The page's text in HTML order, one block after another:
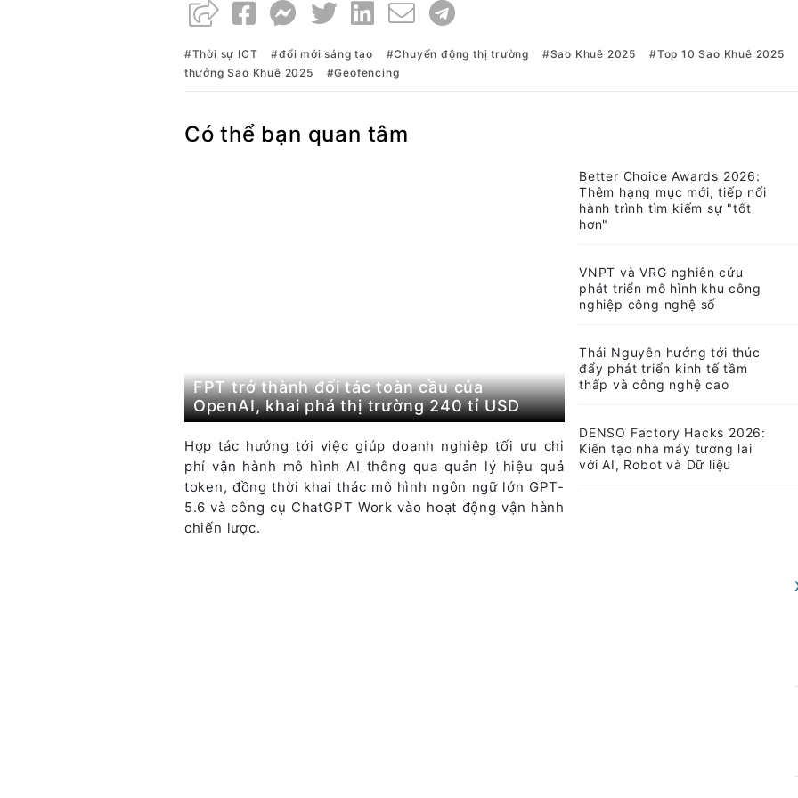
Thời sự ICT đổi mới sáng tạo Chuyển động thị trường Sao Khuê 2025
Top 10 Sao Khuê 2025
thưởng Sao Khuê 2025
Geofencing
Có thể bạn quan tâm
FPT trở thành đối tác toàn cầu của
OpenAI, khai phá thị trường 240 tỉ USD
Hợp tác hướng tới việc giúp doanh nghiệp tối ưu chi
phí vận hành mô hình AI thông qua quản lý hiệu quả
token, đồng thời khai thác mô hình ngôn ngữ lớn GPT-
5.6 và công cụ ChatGPT Work vào hoạt động vận hành
chiến lược.
Better Choice Awards 2026:
Thêm hạng mục mới, tiếp nối
hành trình tìm kiếm sự "tốt
hơn"
VNPT và VRG nghiên cứu
phát triển mô hình khu công
nghiệp công nghệ số
Thái Nguyên hướng tới thúc
đẩy phát triển kinh tế tầm
thấp và công nghệ cao
DENSO Factory Hacks 2026:
Kiến tạo nhà máy tương lai
với AI, Robot và Dữ liệu